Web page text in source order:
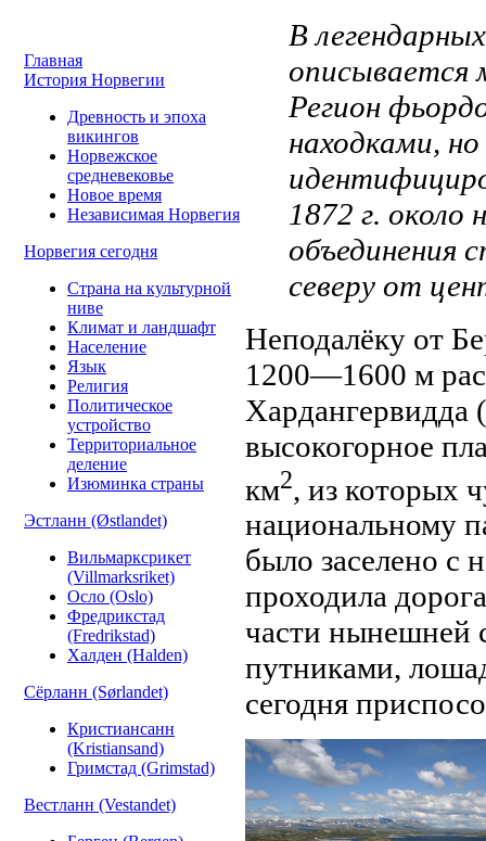
Главная
История Норвегии
Древность и эпоха
викингов
Норвежское
средневековье
Новое время
Независимая Норвегия
Норвегия сегодня
Страна на культурной
ниве
Климат и ландшафт
Население
Язык
Религия
Политическое
устройство
Территориальное
деление
Изюминка страны
Эстланн (Østlandet)
Вильмарксрикет
(Villmarksriket)
Осло (Oslo)
Фредрикстад
(Fredrikstad)
Халден (Halden)
Сёрланн (Sørlandet)
Кристиансанн
(Kristiansand)
Гримстад (Grimstad)
Вестланн (Vestandet)
В
описывается
Регион
находками,
1872 г. около
объединения
северу от
Неподалёку от
1200—1600 м
высокогорное
км2, из которых
национальному
было заселено с
проходила
части нынешней
путниками,
сегодня